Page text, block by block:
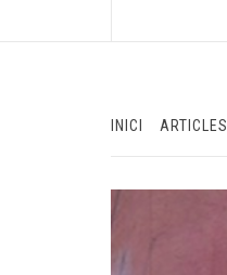
INICI ARTICLES